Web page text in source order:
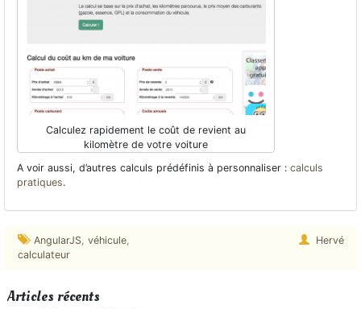
Calculez rapidement le coût de revient au
kilomètre de votre voiture
A voir aussi, d’autres calculs prédéfinis à personnaliser : calculs
pratiques.
AngularJS, véhicule,
calculateur
Hervé
Articles récents